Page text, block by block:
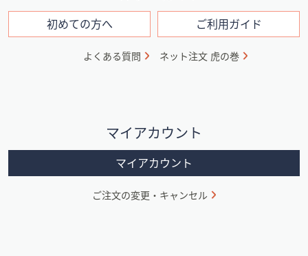
ン
フ
ョ
ン
初めての方へ ご利用ガイド
よくある質問 ネット注文 虎の巻
マイアカウント
マイアカウント
ご注文の変更・キャンセル